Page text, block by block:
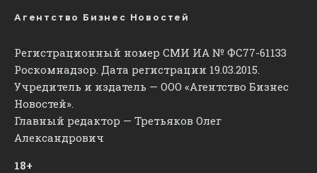
Агентство Бизнес Новостей
Регистрационный номер СМИ ИА № ФС77-61133
Роскомнадзор. Дата регистрации 19.03.2015.
Учредитель и издатель — ООО «Агентство Бизнес
Новостей».
Главный редактор — Третьяков Олег
Александрович
18+